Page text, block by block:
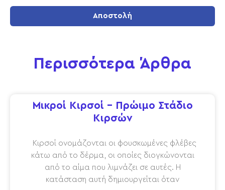
Αποστολή
Περισσότερα Άρθρα
Μικροί Κιρσοί – Πρώιμο Στάδιο
Κιρσών
Κιρσοί ονομάζονται οι φουσκωμένες φλέβες
κάτω από το δέρμα, οι οποίες διογκώνονται
από το αίμα που λιμνάζει σε αυτές. Η
κατάσταση αυτή δημιουργείται όταν